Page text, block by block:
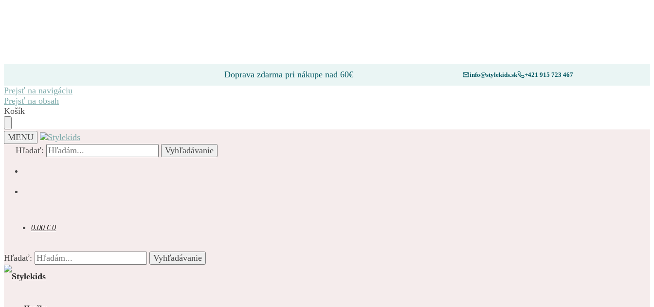
Prejsť na navigáciu
Prejsť na obsah
Košík
MENU
Hľadať:
Vyhľadávanie
0.00 € 0
Hľadať: Vyhľadávanie
Doprava zdarma pri nákupe nad 60€ info@stylekids.sk +421 915 723 467